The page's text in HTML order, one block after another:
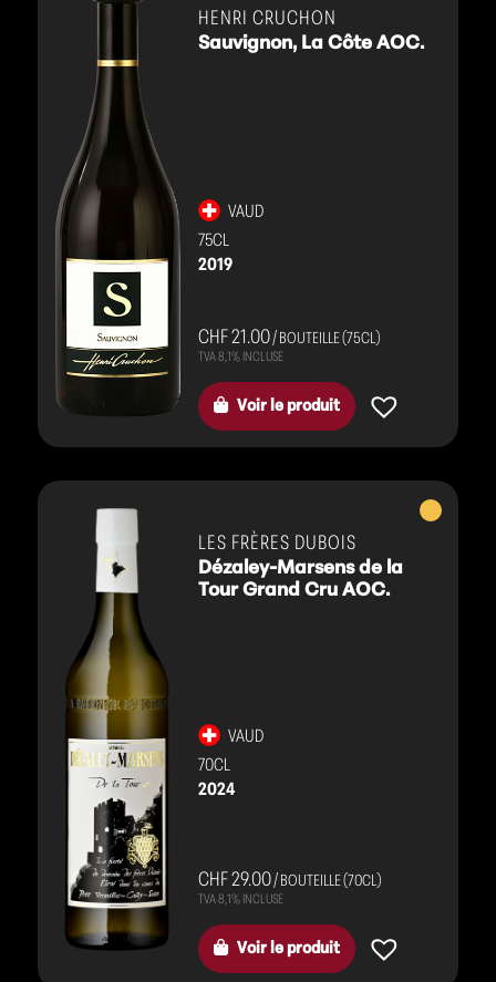
HENRI CRUCHON
Sauvignon, La Côte AOC.
VAUD
75CL
2019
CHF 21.00/ BOUTEILLE (75CL)
Voir le produit
Vins
blancs
LES FRÈRES DUBOIS
Dézaley-Marsens de la
Tour Grand Cru AOC.
VAUD
70CL
2024
CHF 29.00/ BOUTEILLE (70CL)
Voir le produit